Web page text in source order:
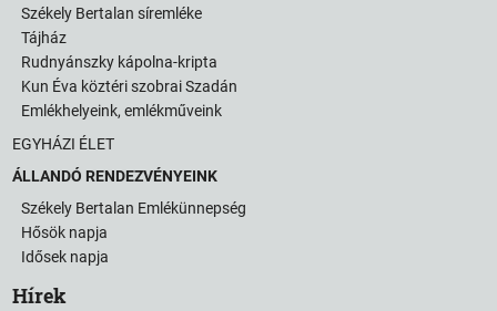
Székely Bertalan síremléke
Tájház
Rudnyánszky kápolna-kripta
Kun Éva köztéri szobrai Szadán
Emlékhelyeink, emlékműveink
EGYHÁZI ÉLET
ÁLLANDÓ RENDEZVÉNYEINK
Székely Bertalan Emlékünnepség
Hősök napja
Idősek napja
Hírek